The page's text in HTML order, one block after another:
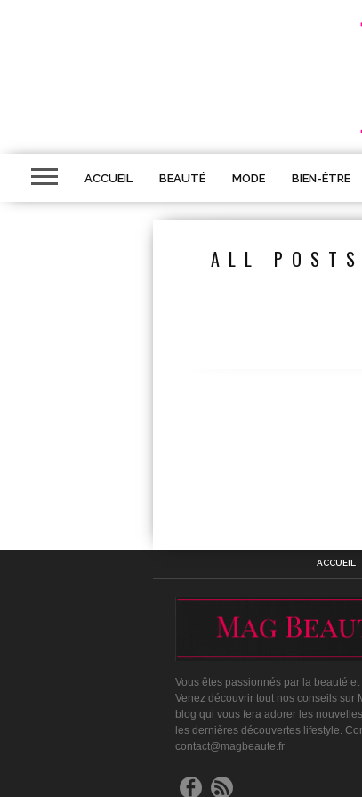
ACCUEIL BEAUTÉ MODE BIEN-ÊTRE
ALL
ACCUEIL
Vous êtes passionnés par la beauté et
Venez découvrir tout nos conseils sur
blog qui vous fera adorer les
les dernières découvertes lifestyle.
contact@magbeaute.fr